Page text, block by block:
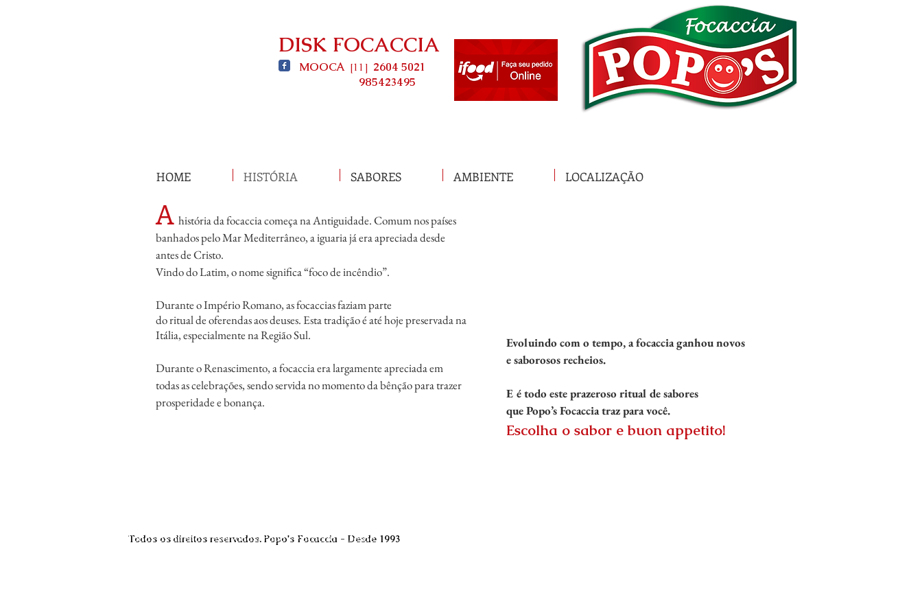
MOOCA[11] 2604 5021
985423495
DISK FOCACCIA
A história da focaccia começa na Antiguidade. Comum nos países
banhados pelo Mar Mediterrâneo,a iguaria já era apreciada desde
antes de Cristo.
Vindo do Latim, o nome significa “foco de incêndio”.
Durante o Império Romano, as focaccias faziam parte
do ritual de oferendas aos deuses. Esta tradição é até hoje preservada na
Itália, especialmente na Região Sul.
Durante o Renascimento, a focaccia era largamente apreciada em
todas as celebrações, sendo servida no momento da bênção para trazer
prosperidade e bonança.
Evoluindo com o tempo, a focacciaganhou novos
e saborosos recheios.
E é todo este prazeroso ritual de sabores
quePopo’s Focaccia traz para você.
Escolha o sabor e buon appetito!
HOME HISTÓRIA SABORES AMBIENTE LOCALIZAÇÃO
Todos os direitos reservados. Popo's Focaccia - Desde 1993
Todos os direitos reservados. Popo's Focaccia - Desde